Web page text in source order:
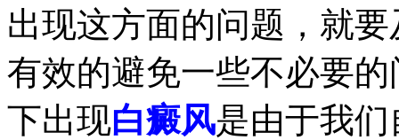
出现这方面的问题，就
有效的避免一些不必要
下出现白癜风是由于我